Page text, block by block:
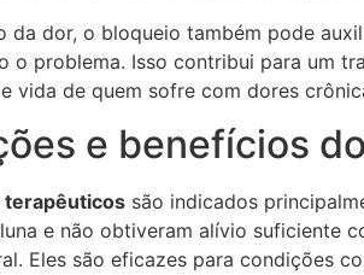
da dor, o bloqueio também pode
o problema. Isso contribui para um
vida de quem sofre com dores
e benefícios
terapêuticos são indicados
e não obtiveram alívio suficiente
Eles são eficazes para condições